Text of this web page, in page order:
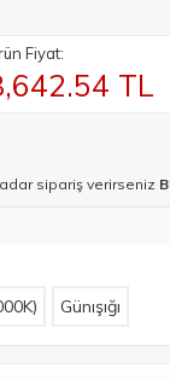
Fiyat:
TL
sipariş verirseniz
Günışığı